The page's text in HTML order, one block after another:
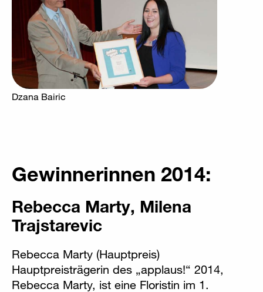
Dzana Bairic
Gewinnerinnen 2014:
Rebecca Marty, Milena
Trajstarevic
Rebecca Marty (Hauptpreis)
Hauptpreisträgerin des „applaus!“ 2014,
Rebecca Marty, ist eine Floristin im 1.